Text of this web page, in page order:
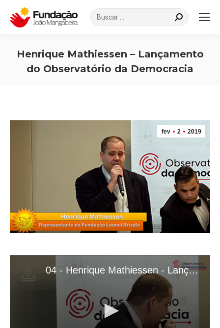
Search:
Henrique Mathiessen – Lançamento
do Observatório da Democracia
fev 2 2019